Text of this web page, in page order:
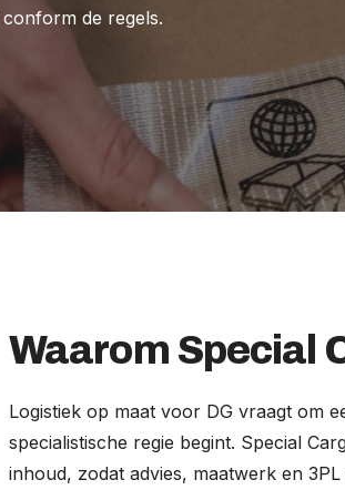
de regels.
Waarom Special
Logistiek op maat voor DG vraagt om
specialistische regie begint. Special
inhoud, zodat advies, maatwerk en